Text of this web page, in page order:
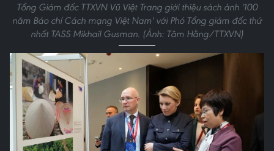
Tổng Giám đốc TTXVN Vũ Việt Trang giới thiệu sách ảnh '100
năm Báo chí Cách mạng Việt Nam' với Phó Tổng giám đốc thứ
nhất TASS Mikhail Gusman. (Ảnh: Tâm Hằng/TTXVN)